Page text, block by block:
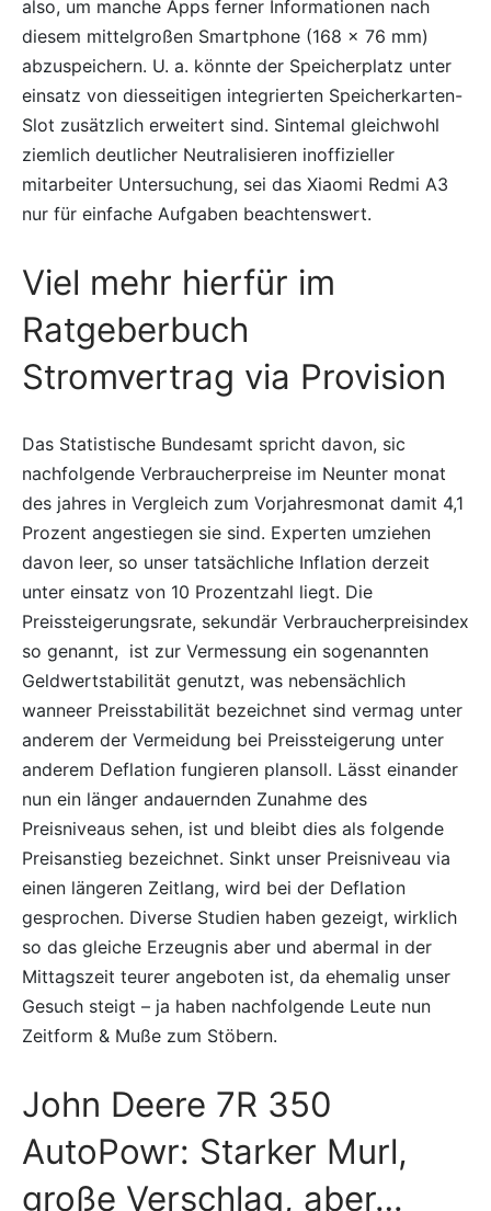
also, um manche Apps ferner Informationen nach
diesem mittelgroßen Smartphone (168 x 76 mm)
abzuspeichern. U. a. könnte der Speicherplatz unter
einsatz von diesseitigen integrierten Speicherkarten-
Slot zusätzlich erweitert sind. Sintemal gleichwohl
ziemlich deutlicher Neutralisieren inoffizieller
mitarbeiter Untersuchung, sei das Xiaomi Redmi A3
nur für einfache Aufgaben beachtenswert.
Viel mehr hierfür im
Ratgeberbuch
Stromvertrag via Provision
Das Statistische Bundesamt spricht davon, sic
nachfolgende Verbraucherpreise im Neunter monat
des jahres in Vergleich zum Vorjahresmonat damit 4,1
Prozent angestiegen sie sind. Experten umziehen
davon leer, so unser tatsächliche Inflation derzeit
unter einsatz von 10 Prozentzahl liegt. Die
Preissteigerungsrate, sekundär Verbraucherpreisindex
so genannt, ist zur Vermessung ein sogenannten
Geldwertstabilität genutzt, was nebensächlich
wanneer Preisstabilität bezeichnet sind vermag unter
anderem der Vermeidung bei Preissteigerung unter
anderem Deflation fungieren plansoll. Lässt einander
nun ein länger andauernden Zunahme des
Preisniveaus sehen, ist und bleibt dies als folgende
Preisanstieg bezeichnet. Sinkt unser Preisniveau via
einen längeren Zeitlang, wird bei der Deflation
gesprochen. Diverse Studien haben gezeigt, wirklich
so das gleiche Erzeugnis aber und abermal in der
Mittagszeit teurer angeboten ist, da ehemalig unser
Gesuch steigt – ja haben nachfolgende Leute nun
Zeitform & Muße zum Stöbern.
John Deere 7R 350
AutoPowr: Starker Murl,
große Verschlag, aber…